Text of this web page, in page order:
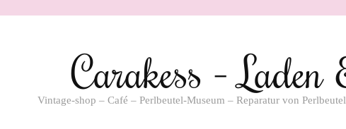
Carakess – Laden
Vintage-shop – Café – Perlbeutel-Museum – Reparatur von